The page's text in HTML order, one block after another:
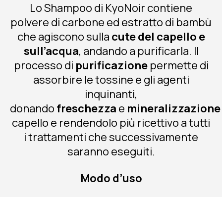
Lo Shampoo di KyoNoir contiene
polvere di carbone ed estratto di bambù
che agiscono sulla cute del capello e
sull’acqua, andando a purificarla. Il
processo di purificazionepermette di
assorbire le tossine e gli agenti
inquinanti,
donando freschezza e mineralizzazione
capello e rendendolo più ricettivo a tutti
i trattamenti che successivamente
saranno eseguiti.
Modo d’uso